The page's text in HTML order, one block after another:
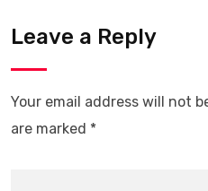
Leave a Reply
Your email address will not
are marked *